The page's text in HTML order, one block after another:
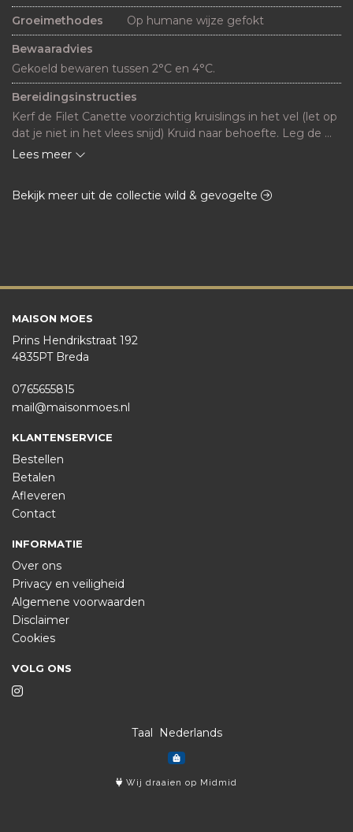
Groeimethodes
Op humane wijze gefokt
Bewaaradvies
Gekoeld bewaren tussen 2°C en 4°C.
Bereidingsinstructies
Kerf de Filet Canette voorzichtig kruislings in het vel (let op
dat je niet in het vlees snijd) Kruid naar behoefte. Leg de
filet Canette in een koude koekenpan zonder vetstof. Zet
filet om en bak de vleeskant nog 2-3 minuten. Laat de Filet
Lees meer
Bekijk meer uit de collectie wild & gevogelte
MAISON MOES
Prins Hendrikstraat 192
4835PT Breda
0765655815
mail@maisonmoes.nl
KLANTENSERVICE
Bestellen
Betalen
Afleveren
Contact
INFORMATIE
Over ons
Privacy en veiligheid
Algemene voorwaarden
Disclaimer
Cookies
VOLG ONS
Taal
Wij draaien op Midmid